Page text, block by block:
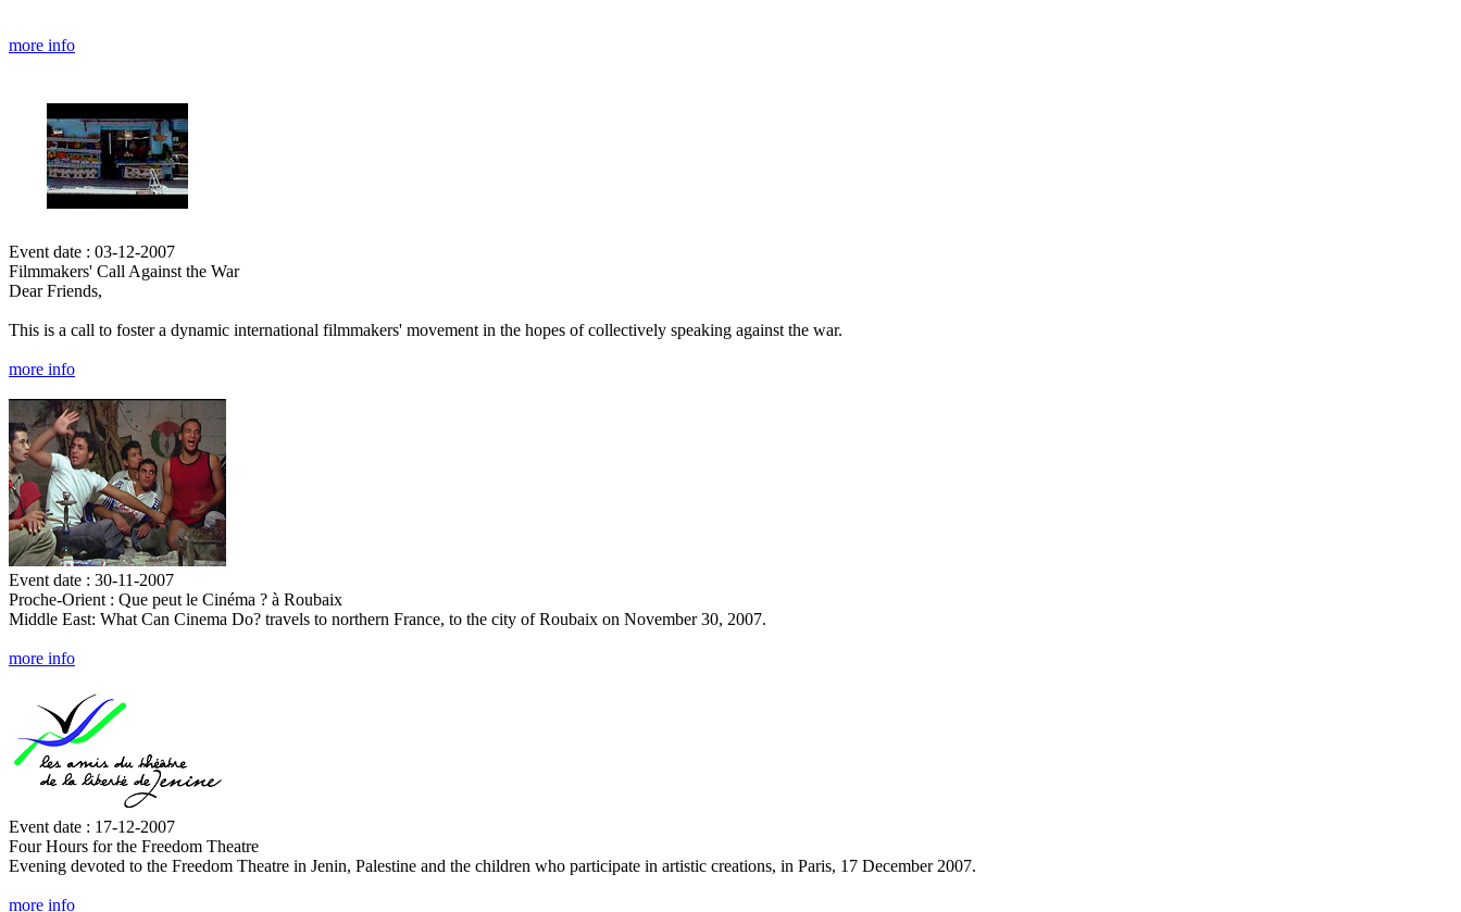
more info
Event date : 03-12-2007
Filmmakers' Call Against the War
Dear Friends,
This is a call to foster a dynamic international filmmakers' movement in the hopes of collectively speaking against the war.
more info
Event date : 30-11-2007
Proche-Orient : Que peut le Cinéma ? à Roubaix
Middle East: What Can Cinema Do? travels to northern France, to the city of Roubaix on November 30, 2007.
more info
Event date : 17-12-2007
Four Hours for the Freedom Theatre
Evening devoted to the Freedom Theatre in Jenin, Palestine and the children who participate in artistic creations, in Paris, 17 December 2007.
more info